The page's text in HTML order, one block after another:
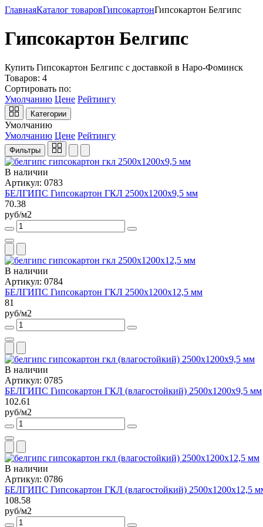
ГлавнаяКаталог товаровГипсокартонГипсокартон Белгипс
Гипсокартон Белгипс
Купить Гипсокартон Белгипс с доставкой в Наро-Фоминск
Товаров: 4
Сортировать по:
Умолчанию Цене Рейтингу
Категории
Умолчанию
Умолчанию Цене Рейтингу
Фильтры
В наличии
Артикул: 0783
БЕЛГИПС Гипсокартон ГКЛ 2500x1200x9,5 мм
70.38
руб/м2
В наличии
Артикул: 0784
БЕЛГИПС Гипсокартон ГКЛ 2500x1200x12,5 мм
81
руб/м2
В наличии
Артикул: 0785
БЕЛГИПС Гипсокартон ГКЛ (влагостойкий) 2500x1200x9,5 мм
102.61
руб/м2
В наличии
Артикул: 0786
БЕЛГИПС Гипсокартон ГКЛ (влагостойкий) 2500x1200x12,5
108.58
руб/м2